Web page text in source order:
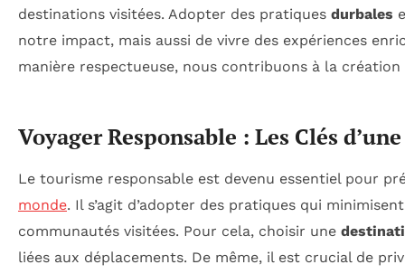
destinations visitées. Adopter des pratiques durbales
notre impact, mais aussi de vivre des expériences
manière respectueuse, nous contribuons à la
Voyager Responsable : Les Clés
Le tourisme responsable est devenu essentiel pour
monde. Il s’agit d’adopter des pratiques qui
communautés visitées. Pour cela, choisir une
liées aux déplacements. De même, il est crucial de